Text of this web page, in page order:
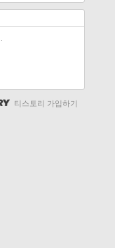
티스토리 가입하기